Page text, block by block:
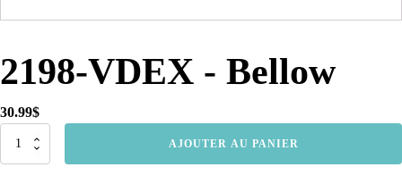
2198-VDEX - Bellow
30.99$
quantité
AJOUTER AU PANIER